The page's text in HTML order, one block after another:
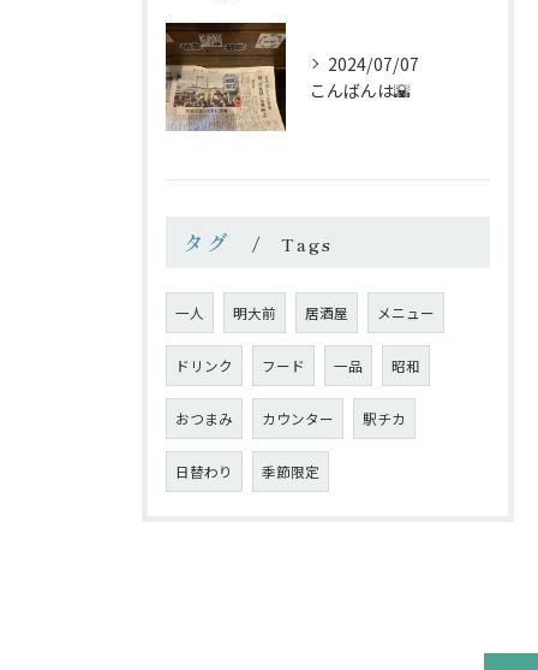
2024/07/07
こんばんは🌇
タグ Tags
一人 明大前 居酒屋 メニュー
ドリンク フード 一品 昭和
おつまみ カウンター 駅チカ
日替わり 季節限定